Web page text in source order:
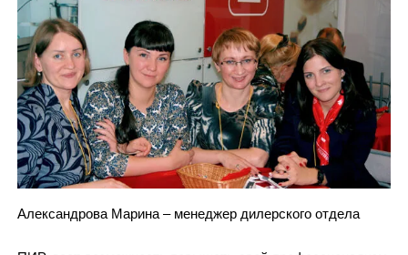
Александрова Марина – менеджер дилерского отдела